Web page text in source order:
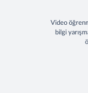
Video
bilgi